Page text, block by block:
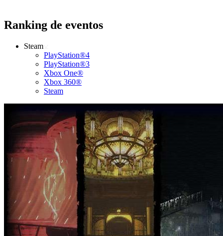
Ranking de eventos
Steam
PlayStation®4
PlayStation®3
Xbox One®
Xbox 360®
Steam